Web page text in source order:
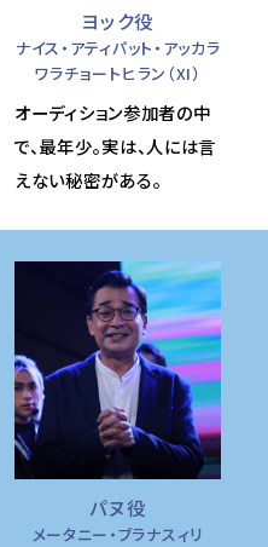
ヨック役
ナイス・アティパット・アッカラ
ワラチョートヒラン（XI）
オーディション参加者の中
で、最年少。実は、人には言
えない秘密がある。
パヌ役
メータニー・ブラナスィリ